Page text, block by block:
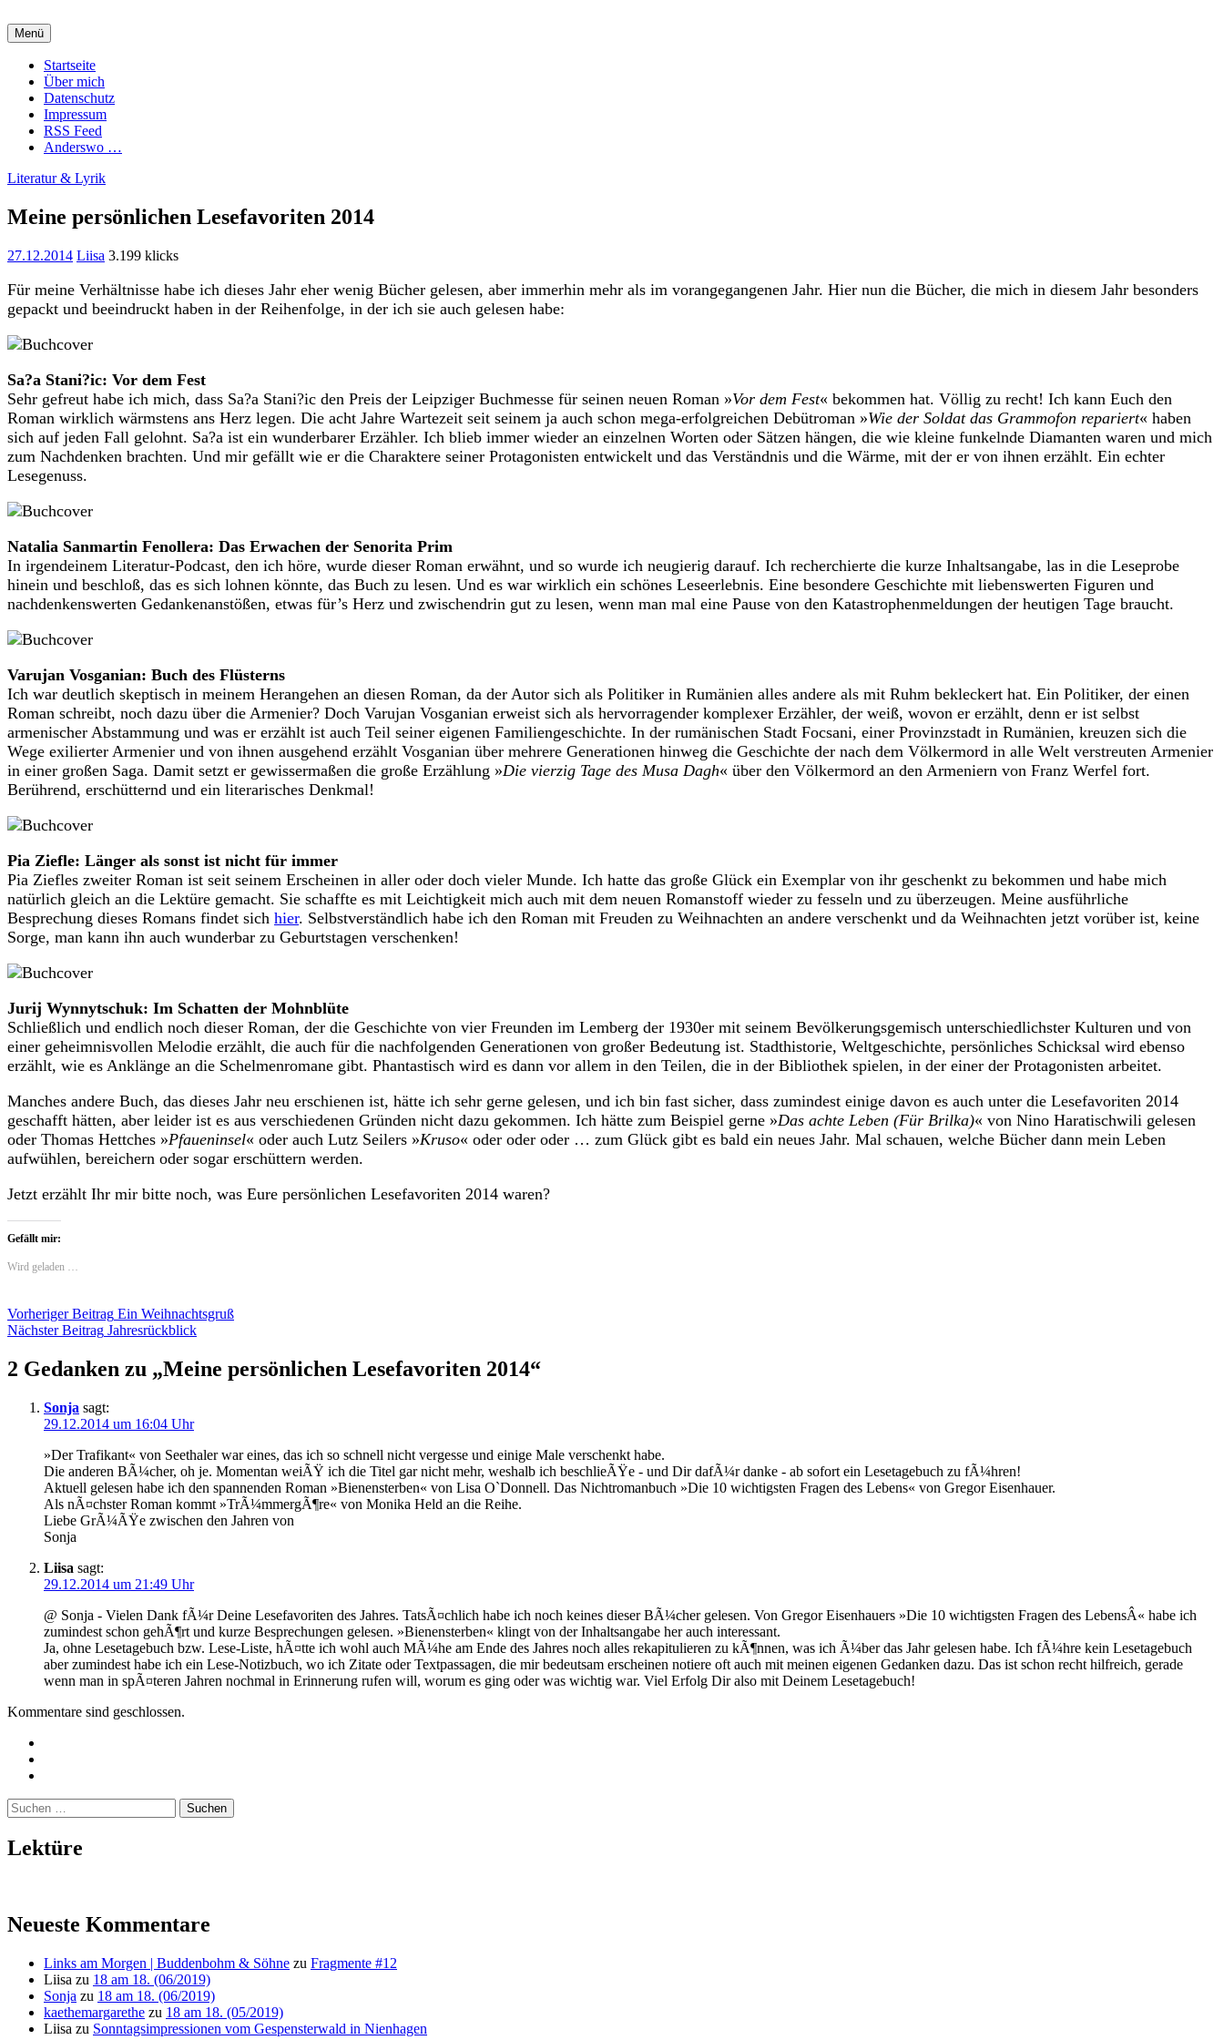
Inhalt
springen
Charming Quark
Menü
Startseite
Über mich
Datenschutz
Impressum
RSS Feed
Anderswo …
Literatur & Lyrik
Meine persönlichen Lesefavoriten 2014
27.12.2014 Liisa 3.199 klicks
Für meine Verhältnisse habe ich dieses Jahr eher wenig Bücher gelesen, aber immerhin mehr als im vorangegangenen Jahr. Hier nun die Bücher, die mich in diesem Jahr besonders
gepackt und beeindruckt haben in der Reihenfolge, in der ich sie auch gelesen habe:
Sa?a Stani?ic: Vor dem Fest
Sehr gefreut habe ich mich, dass Sa?a Stani?ic den Preis der Leipziger Buchmesse für seinen neuen Roman »Vor dem Fest« bekommen hat. Völlig zu recht! Ich kann Euch den
Roman wirklich wärmstens ans Herz legen. Die acht Jahre Wartezeit seit seinem ja auch schon mega-erfolgreichen Debütroman »Wie der Soldat das Grammofon repariert« haben
sich auf jeden Fall gelohnt. Sa?a ist ein wunderbarer Erzähler. Ich blieb immer wieder an einzelnen Worten oder Sätzen hängen, die wie kleine funkelnde Diamanten waren und mich
zum Nachdenken brachten. Und mir gefällt wie er die Charaktere seiner Protagonisten entwickelt und das Verständnis und die Wärme, mit der er von ihnen erzählt. Ein echter
Lesegenuss.
Natalia Sanmartin Fenollera: Das Erwachen der Senorita Prim
In irgendeinem Literatur-Podcast, den ich höre, wurde dieser Roman erwähnt, und so wurde ich neugierig darauf. Ich recherchierte die kurze Inhaltsangabe, las in die Leseprobe
hinein und beschloß, das es sich lohnen könnte, das Buch zu lesen. Und es war wirklich ein schönes Leseerlebnis. Eine besondere Geschichte mit liebenswerten Figuren und
nachdenkenswerten Gedankenanstößen, etwas für’s Herz und zwischendrin gut zu lesen, wenn man mal eine Pause von den Katastrophenmeldungen der heutigen Tage braucht.
Varujan Vosganian: Buch des Flüsterns
Ich war deutlich skeptisch in meinem Herangehen an diesen Roman, da der Autor sich als Politiker in Rumänien alles andere als mit Ruhm bekleckert hat. Ein Politiker, der einen
Roman schreibt, noch dazu über die Armenier? Doch Varujan Vosganian erweist sich als hervorragender komplexer Erzähler, der weiß, wovon er erzählt, denn er ist selbst
armenischer Abstammung und was er erzählt ist auch Teil seiner eigenen Familiengeschichte. In der rumänischen Stadt Focsani, einer Provinzstadt in Rumänien, kreuzen sich die
Wege exilierter Armenier und von ihnen ausgehend erzählt Vosganian über mehrere Generationen hinweg die Geschichte der nach dem Völkermord in alle Welt verstreuten Armenier
in einer großen Saga. Damit setzt er gewissermaßen die große Erzählung »Die vierzig Tage des Musa Dagh« über den Völkermord an den Armeniern von Franz Werfel fort.
Berührend, erschütternd und ein literarisches Denkmal!
Pia Ziefle: Länger als sonst ist nicht für immer
Pia Ziefles zweiter Roman ist seit seinem Erscheinen in aller oder doch vieler Munde. Ich hatte das große Glück ein Exemplar von ihr geschenkt zu bekommen und habe mich
natürlich gleich an die Lektüre gemacht. Sie schaffte es mit Leichtigkeit mich auch mit dem neuen Romanstoff wieder zu fesseln und zu überzeugen. Meine ausführliche
Besprechung dieses Romans findet sich hier. Selbstverständlich habe ich den Roman mit Freuden zu Weihnachten an andere verschenkt und da Weihnachten jetzt vorüber ist, keine
Sorge, man kann ihn auch wunderbar zu Geburtstagen verschenken!
Jurij Wynnytschuk: Im Schatten der Mohnblüte
Schließlich und endlich noch dieser Roman, der die Geschichte von vier Freunden im Lemberg der 1930er mit seinem Bevölkerungsgemisch unterschiedlichster Kulturen und von
einer geheimnisvollen Melodie erzählt, die auch für die nachfolgenden Generationen von großer Bedeutung ist. Stadthistorie, Weltgeschichte, persönliches Schicksal wird ebenso
erzählt, wie es Anklänge an die Schelmenromane gibt. Phantastisch wird es dann vor allem in den Teilen, die in der Bibliothek spielen, in der einer der Protagonisten arbeitet.
Manches andere Buch, das dieses Jahr neu erschienen ist, hätte ich sehr gerne gelesen, und ich bin fast sicher, dass zumindest einige davon es auch unter die Lesefavoriten 2014
geschafft hätten, aber leider ist es aus verschiedenen Gründen nicht dazu gekommen. Ich hätte zum Beispiel gerne »Das achte Leben (Für Brilka)« von Nino Haratischwili gelesen
oder Thomas Hettches »Pfaueninsel« oder auch Lutz Seilers »Kruso« oder oder oder … zum Glück gibt es bald ein neues Jahr. Mal schauen, welche Bücher dann mein Leben
aufwühlen, bereichern oder sogar erschüttern werden.
Jetzt erzählt Ihr mir bitte noch, was Eure persönlichen Lesefavoriten 2014 waren?
Gefällt mir:
Wird geladen …
Beitragsnavigation
Vorheriger Beitrag Ein Weihnachtsgruß
Nächster Beitrag Jahresrückblick
2 Gedanken zu „Meine persönlichen Lesefavoriten 2014“
Sonja sagt:
29.12.2014 um 16:04 Uhr
»Der Trafikant« von Seethaler war eines, das ich so schnell nicht vergesse und einige Male verschenkt habe.
Die anderen BÃ¼cher, oh je. Momentan weiÃŸ ich die Titel gar nicht mehr, weshalb ich beschlieÃŸe - und Dir dafÃ¼r danke - ab sofort ein Lesetagebuch zu fÃ¼hren!
Aktuell gelesen habe ich den spannenden Roman »Bienensterben« von Lisa O`Donnell. Das Nichtromanbuch »Die 10 wichtigsten Fragen des Lebens« von Gregor Eisenhauer.
Als nÃ¤chster Roman kommt »TrÃ¼mmergÃ¶re« von Monika Held an die Reihe.
Liebe GrÃ¼ÃŸe zwischen den Jahren von
Sonja
Liisa sagt:
29.12.2014 um 21:49 Uhr
@ Sonja - Vielen Dank fÃ¼r Deine Lesefavoriten des Jahres. TatsÃ¤chlich habe ich noch keines dieser BÃ¼cher gelesen. Von Gregor Eisenhauers »Die 10 wichtigsten Fragen des LebensÂ« habe ich
zumindest schon gehÃ¶rt und kurze Besprechungen gelesen. »Bienensterben« klingt von der Inhaltsangabe her auch interessant.
Ja, ohne Lesetagebuch bzw. Lese-Liste, hÃ¤tte ich wohl auch MÃ¼he am Ende des Jahres noch alles rekapitulieren zu kÃ¶nnen, was ich Ã¼ber das Jahr gelesen habe. Ich fÃ¼hre kein Lesetagebuch
aber zumindest habe ich ein Lese-Notizbuch, wo ich Zitate oder Textpassagen, die mir bedeutsam erscheinen notiere oft auch mit meinen eigenen Gedanken dazu. Das ist schon recht hilfreich, gerade
wenn man in spÃ¤teren Jahren nochmal in Erinnerung rufen will, worum es ging oder was wichtig war. Viel Erfolg Dir also mit Deinem Lesetagebuch!
Kommentare sind geschlossen.
Suchen
nach:
Lektüre
Neueste Kommentare
Links am Morgen | Buddenbohm & Söhne zu Fragmente #12
Liisa zu 18 am 18. (06/2019)
Sonja zu 18 am 18. (06/2019)
kaethemargarethe zu 18 am 18. (05/2019)
Liisa zu Sonntagsimpressionen vom Gespensterwald in Nienhagen